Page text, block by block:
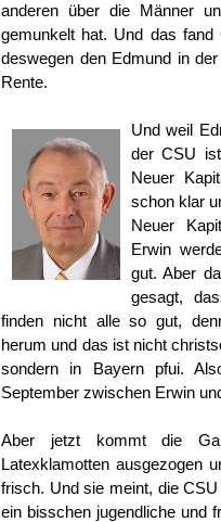
anderen über die Männer
gemunkelt hat. Und das
deswegen den Edmund in
Rente.
Und weil
der CSU
Neuer
schon klar
Neuer
Erwin
gut. Aber
gesagt,
finden nicht alle so gut,
herum und das ist nicht
sondern in Bayern pfui.
September zwischen Erwin
Aber jetzt kommt die
Latexklamotten ausgezogen
frisch. Und sie meint, die
ein bisschen jugendliche und